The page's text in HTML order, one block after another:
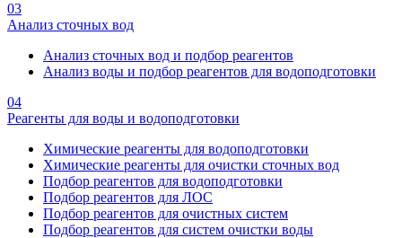
03
Анализ сточных вод
Анализ сточных вод и подбор реагентов
Анализ воды и подбор реагентов для водоподготовки
04
Реагенты для воды и водоподготовки
Химические реагенты для водоподготовки
Химические реагенты для очистки сточных вод
Подбор реагентов для водоподготовки
Подбор реагентов для ЛОС
Подбор реагентов для очистных систем
Подбор реагентов для систем очистки воды